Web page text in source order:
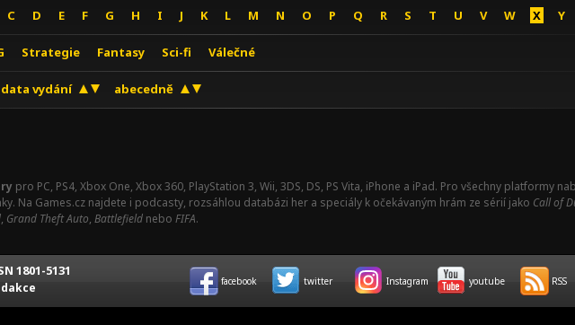
C D E F G H I J K L M N O P Q R S T U V W X Y
Strategie Fantasy Sci-fi Válečné
data vydání abecedně
pro PC, PS4, Xbox One, Xbox 360, PlayStation 3, Wii, 3DS, DS, PS Vita, iPhone a iPad. Pro všechny platformy
Na Games.cz najdete i podcasty, rozsáhlou databázi her a speciály k očekávaným hrám ze sérií jako Call of
, Grand Theft Auto, Battlefield nebo FIFA.
1801-5131
facebook twitter Instagram youtube RSS